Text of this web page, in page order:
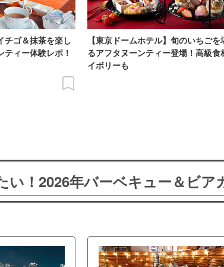
チゴ＆抹茶を楽し
ィー体験レポ！
【東京ドームホテル】旬のいちごを
るアフタヌーンティー登場！高級食
イボリーも
い！2026年バーベキュー＆ビア